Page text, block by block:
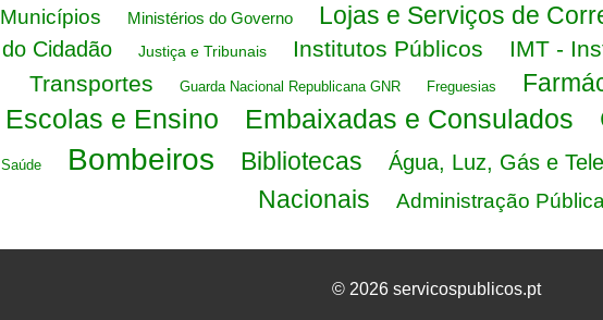
Municípios Ministérios do Governo Lojas e Serviços de
do Cidadão
Justiça e Tribunais Institutos Públicos
IMT -
Transportes
Guarda Nacional Republicana GNR Freguesias
Escolas e Ensino Embaixadas e Consulados
Saúde Bombeiros Bibliotecas Água, Luz, Gás e
Nacionais
Administração Pública
© 2026 servicospublicos.pt